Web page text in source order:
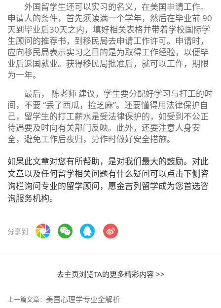
外国留学生还可以实习的名义，在美国申请工作。
申请人的条件，首先须读满一个学年，然后在毕业前 90
天到毕业后30天之内，填好相关表格并带着学校国际学
生顾问的推荐书，到移民局去申请工作许可。申请时，
应向移民局表示实习之目的是为取得工作经验，以便毕
业后返国就业。获得移民局批准后，就可以工作，期限
为一年。
最后， 陈老师 建议，学生要分配好学习与打工的时
间，不要 “丢了西瓜，捡芝麻”。还要懂得用法律保护自
己，留学生的打工薪水是受法律保护的，如受到不公正
待遇要及时向有关部门反映。此外，还要注意人身安
全，避免工作后夜归，劳作时做好安全措施。
如果此文章对您有所帮助，是对我们最大的鼓励。对此
文章以及任何留学相关问题有什么疑问可以点击下侧咨
询栏询问专业的留学顾问，愿金吉列留学成为您首选咨
询服务机构。
分享到
去主页浏览TA的更多精彩内容 >>
上一篇文章： 美国心理学专业全解析